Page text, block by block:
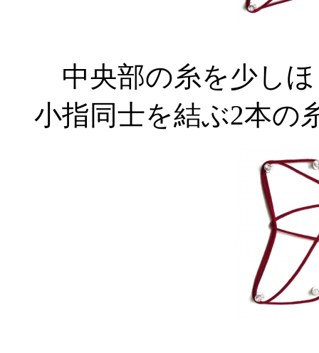
中央部の糸を少しほ
小指同士を結ぶ2本の